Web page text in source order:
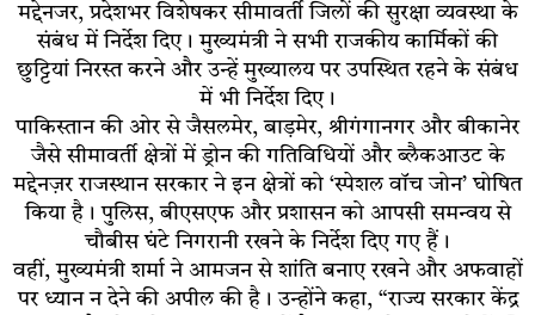
मद्देनजर, प्रदेशभर विशेषकर सीमावर्ती जिलों की सुरक्षा व्यवस्था के
संबंध में निर्देश दिए। मुख्यमंत्री ने सभी राजकीय कार्मिकों की
छुट्टियां निरस्त करने और उन्हें मुख्यालय पर उपस्थित रहने के संबंध
में भी निर्देश दिए।
पाकिस्तान की ओर से जैसलमेर, बाड़मेर, श्रीगंगानगर और बीकानेर
जैसे सीमावर्ती क्षेत्रों में ड्रोन की गतिविधियों और ब्लैकआउट के
मद्देनज़र राजस्थान सरकार ने इन क्षेत्रों को ‘स्पेशल वॉच जोन’ घोषित
किया है। पुलिस, बीएसएफ और प्रशासन को आपसी समन्वय से
चौबीस घंटे निगरानी रखने के निर्देश दिए गए हैं।
वहीं, मुख्यमंत्री शर्मा ने आमजन से शांति बनाए रखने और अफवाहों
पर ध्यान न देने की अपील की है। उन्होंने कहा, “राज्य सरकार केंद्र